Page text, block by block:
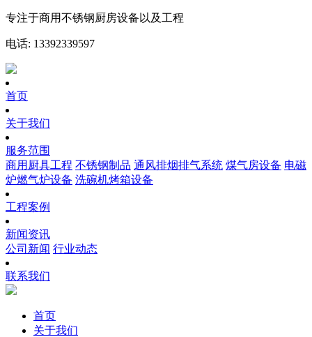
专注于商用不锈钢厨房设备以及工程
电话: 13392339597
首页
关于我们
服务范围
商用厨具工程 不锈钢制品 通风排烟排气系统 煤气房设备 电磁
炉燃气炉设备 洗碗机烤箱设备
工程案例
新闻资讯
公司新闻 行业动态
联系我们
首页
关于我们